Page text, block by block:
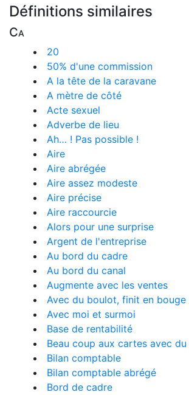
Définitions similaires
Ca
20
50% d'une commission
A la tête de la caravane
A mètre de côté
Acte sexuel
Adverbe de lieu
Ah… ! Pas possible !
Aire
Aire abrégée
Aire assez modeste
Aire précise
Aire raccourcie
Alors pour une surprise
Argent de l'entreprise
Au bord du cadre
Au bord du canal
Augmente avec les ventes
Avec du boulot, finit en bouge
Avec moi et surmoi
Base de rentabilité
Beau coup aux cartes avec
Bilan comptable
Bilan comptable abrégé
Bord de cadre